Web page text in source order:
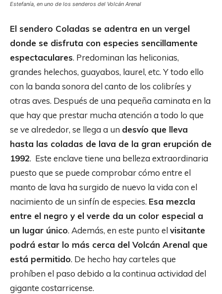
Estefanía, en uno de los senderos del Volcán Arenal
El sendero Coladas se adentra en un vergel
donde se disfruta con especies sencillamente
espectaculares. Predominan las heliconias,
grandes helechos, guayabos, laurel, etc. Y todo ello
con la banda sonora del canto de los colibríes y
otras aves. Después de una pequeña caminata en la
que hay que prestar mucha atención a todo lo que
se ve alrededor, se llega a un desvío que lleva
hasta las coladas de lava de la gran erupción de
1992. Este enclave tiene una belleza extraordinaria
puesto que se puede comprobar cómo entre el
manto de lava ha surgido de nuevo la vida con el
nacimiento de un sinfín de especies. Esa mezcla
entre el negro y el verde da un color especial a
un lugar único. Además, en este punto elvisitante
podrá estar lo más cerca del Volcán Arenal que
está permitido. De hecho hay carteles que
prohíben el paso debido a la continua actividad del
gigante costarricense.